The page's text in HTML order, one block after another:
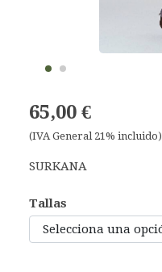
65,00 €
(IVA General 21% incluido)
SURKANA
Tallas